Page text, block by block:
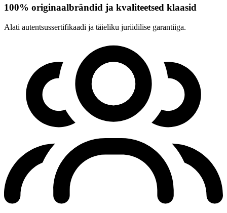
100% originaalbrändid ja kvaliteetsed klaasid
Alati autentsussertifikaadi ja täieliku juriidilise garantiiga.